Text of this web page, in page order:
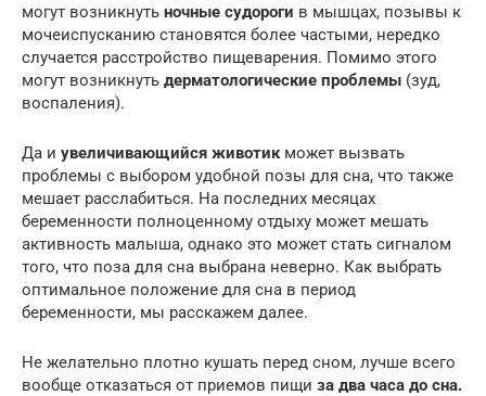
могут возникнуть ночные судороги в мышцах, позывы к
мочеиспусканию становятся более частыми, нередко
случается расстройство пищеварения. Помимо этого
могут возникнуть дерматологические проблемы (зуд,
воспаления).
Да и увеличивающийся животикможет вызвать
проблемы с выбором удобной позы для сна, что также
мешает расслабиться. На последних месяцах
беременности полноценному отдыху может мешать
активность малыша, однако это может стать сигналом
того, что поза для сна выбрана неверно. Как выбрать
оптимальное положение для сна в период
беременности, мы расскажем далее.
Не желательно плотно кушать перед сном, лучше всего
вообще отказаться от приемов пищи за два часа до сна.